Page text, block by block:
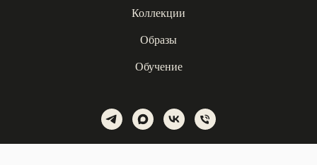
Коллекции
Образы
Обучение